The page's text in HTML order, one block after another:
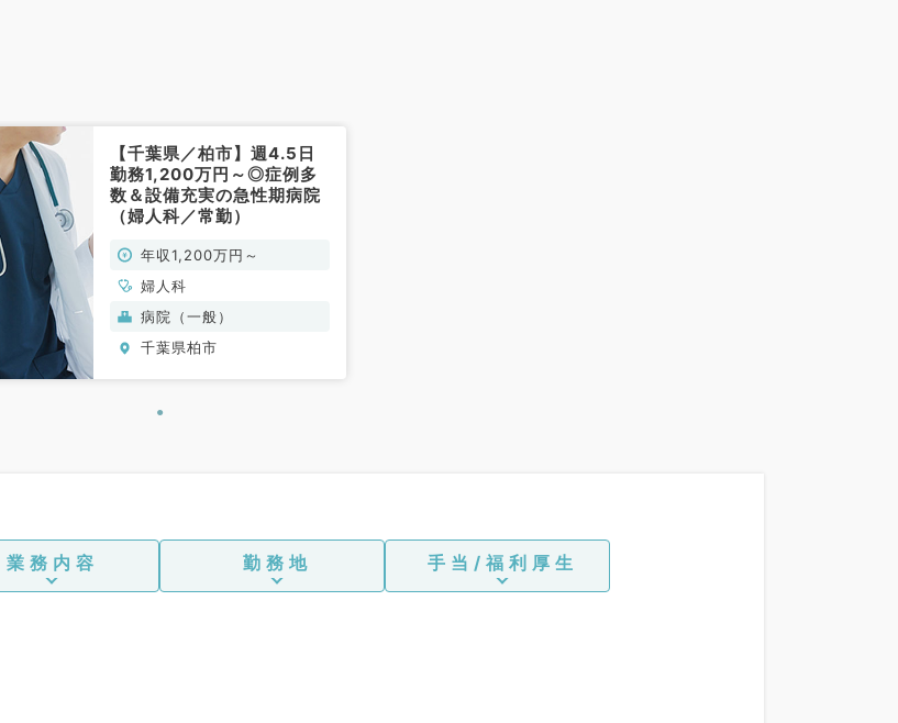
【千葉県／柏市】週4.5日
勤務1,200万円～◎症例多
数＆設備充実の急性期病院
（婦人科／常勤）
年収1,200万円～
婦人科
病院（一般）
千葉県柏市
業務内容 勤務地 手当/福利厚生